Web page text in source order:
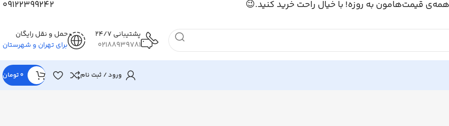
همه‌ی قیمت‌هامون به روزه! با خیال راحت خرید کنید.😉 09122399242
پشتیبانی 24/7
02188939781
حمل و نقل رایگان
برای تهران و شهرستان
ورود / ثبت نام 0 تومان